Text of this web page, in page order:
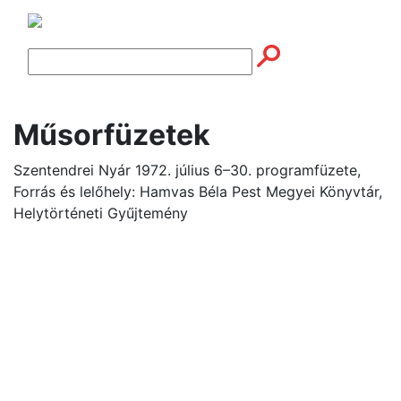
Műsorfüzetek
Szentendrei Nyár 1972. július 6–30. programfüzete,
Forrás és lelőhely: Hamvas Béla Pest Megyei Könyvtár,
Helytörténeti Gyűjtemény